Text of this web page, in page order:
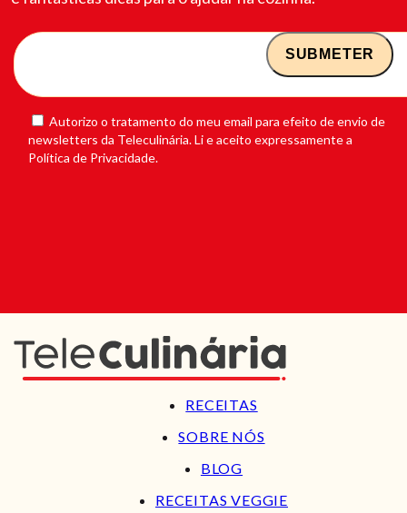
Autorizo o tratamento do meu email para efeito de envio de
newsletters da Teleculinária. Li e aceito expressamente a
Política de Privacidade.
RECEITAS
SOBRE NÓS
BLOG
RECEITAS VEGGIE